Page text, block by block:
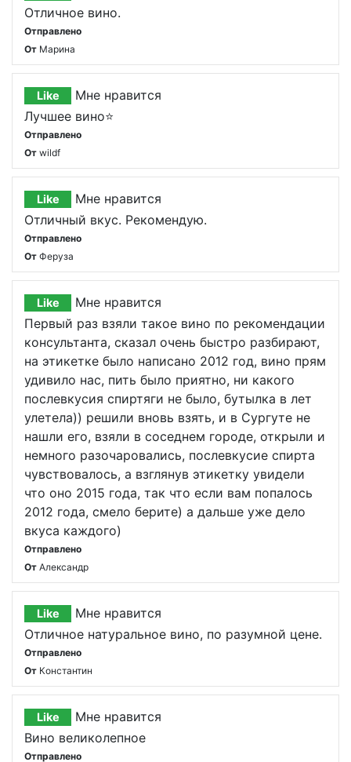
Отличное вино.
Отправлено
От Марина
Like
Мне нравится
Лучшее вино⭐️
Отправлено
От wildf
Like
Мне нравится
Отличный вкус. Рекомендую.
Отправлено
От Феруза
Like
Мне нравится
Первый раз взяли такое вино по рекомендации
консультанта, сказал очень быстро разбирают,
на этикетке было написано 2012 год, вино прям
удивило нас, пить было приятно, ни какого
послевкусия спиртяги не было, бутылка в лет
улетела)) решили вновь взять, и в Сургуте не
нашли его, взяли в соседнем городе, открыли и
немного разочаровались, послевкусие спирта
чувствовалось, а взглянув этикетку увидели
что оно 2015 года, так что если вам попалось
2012 года, смело берите) а дальше уже дело
вкуса каждого)
Отправлено
От Александр
Like
Мне нравится
Отличное натуральное вино, по разумной цене.
Отправлено
От Константин
Like
Мне нравится
Вино великолепное
Отправлено